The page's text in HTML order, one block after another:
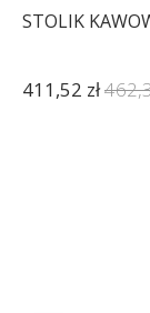
STOLIK
411,52 zł